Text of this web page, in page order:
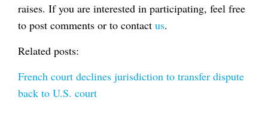
raises. If you are interested in participating, feel free
to post comments or to contact us.
Related posts:
French court declines jurisdiction to transfer dispute
back to U.S. court